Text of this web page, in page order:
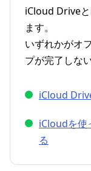
iCloud Drive
ます。
いずれかがオ
プが完了しな
iCloud
iCloudを使
る